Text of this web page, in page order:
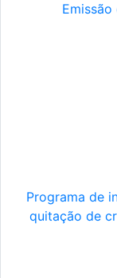
Programa de
quitação de